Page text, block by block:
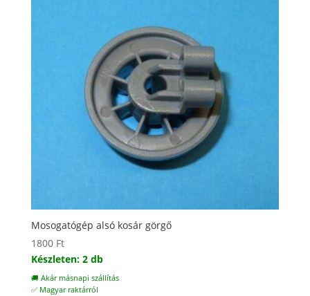
Mosogatógép alsó kosár görgő
1800 Ft
Készleten: 2 db
🚚 Akár másnapi szállítás
✅ Magyar raktárról